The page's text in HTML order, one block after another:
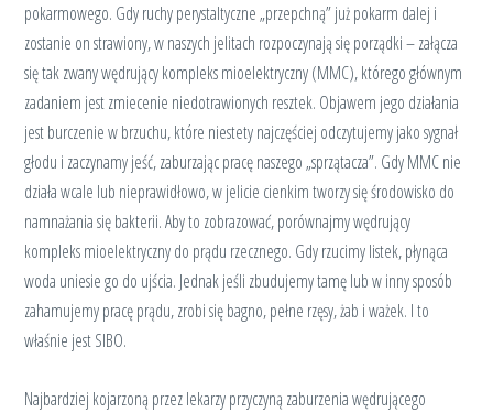
pokarmowego. Gdy ruchy perystaltyczne „przepchną” już pokarm dalej i
zostanie on strawiony, w naszych jelitach rozpoczynają się porządki – załącza
się tak zwany wędrujący kompleks mioelektryczny (MMC), którego głównym
zadaniem jest zmiecenie niedotrawionych resztek. Objawem jego działania
jest burczenie w brzuchu, które niestety najczęściej odczytujemy jako sygnał
głodu i zaczynamy jeść, zaburzając pracę naszego „sprzątacza”. Gdy MMC nie
działa wcale lub nieprawidłowo, w jelicie cienkim tworzy się środowisko do
namnażania się bakterii. Aby to zobrazować, porównajmy wędrujący
kompleks mioelektryczny do prądu rzecznego. Gdy rzucimy listek, płynąca
woda uniesie go do ujścia. Jednak jeśli zbudujemy tamę lub w inny sposób
zahamujemy pracę prądu, zrobi się bagno, pełne rzęsy, żab i ważek. I to
właśnie jest SIBO.
Najbardziej kojarzoną przez lekarzy przyczyną zaburzenia wędrującego